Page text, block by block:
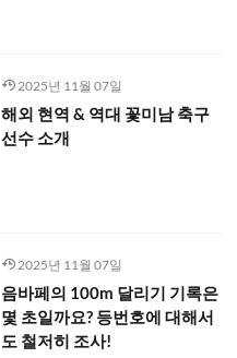
2025년 11월 07일
해외 현역 & 역대 꽃미남 축구
선수 소개
2025년 11월 07일
음바페의 100m 달리기 기록은
몇 초일까요? 등번호에 대해서
도 철저히 조사!